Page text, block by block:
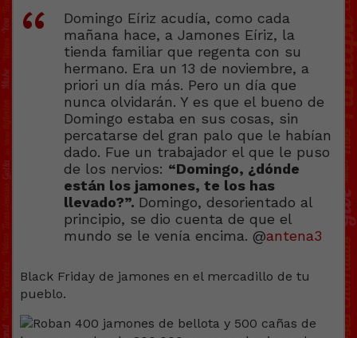
Domingo Eíriz acudía, como cada
mañana hace, a Jamones Eíriz, la
tienda familiar que regenta con su
hermano. Era un 13 de noviembre, a
priori un día más. Pero un día que
nunca olvidarán. Y es que el bueno de
Domingo estaba en sus cosas, sin
percatarse del gran palo que le habían
dado. Fue un trabajador el que le puso
de los nervios: “Domingo, ¿dónde
están los jamones, te los has
llevado?”. Domingo, desorientado al
principio, se dio cuenta de que el
mundo se le venía encima. @antena3
Black Friday de jamones en el mercadillo de tu
pueblo.